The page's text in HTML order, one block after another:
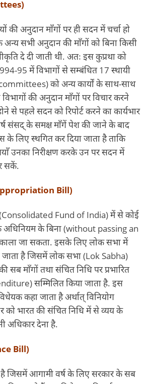
की अनुदान माँगों पर ही सदन में चर्चा हो
सभी अनुदान की माँगों को बिना किसी
दे दी जाती थी. अतः इस कुप्रथा को
95 में विभागों से सम्बंधित 17 स्थायी
को अन्य कार्यों के साथ-साथ
की अनुदान माँगों पर विचार करने
से पहले सदन को रिपोर्ट करने का कार्यभार
संसद् के समक्ष माँगें पेश की जाने के बाद
के लिए स्थगित कर दिया जाता है ताकि
उनका निरीक्षण करके उन पर सदन में
सकें.
Bill)
(Consolidated Fund of India) में से कोई
अधिनियम के बिना (without passing an
जा सकता. इसके लिए लोक सभा में
है जिसमें लोक सभा (Lok Sabha)
सब माँगों तथा संचित निधि पर प्रभारित
सम्मिलित किया जाता है. इस
कहा जाता है अर्थात् विनियोग
को भारत की संचित निधि में से व्यय के
अधिकार देना है.
Bill)
है जिसमें आगामी वर्ष के लिए सरकार के सब